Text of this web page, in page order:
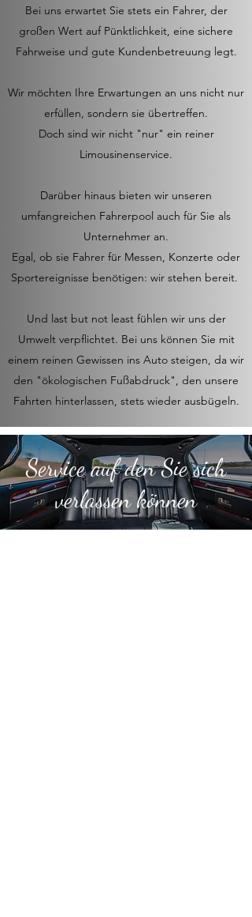
Bei uns erwartet Sie stets ein Fahrer, der
großen Wert auf Pünktlichkeit, eine sichere
Fahrweise und gute Kundenbetreuung legt.
Wir möchten Ihre Erwartungen an uns nicht nur
erfüllen, sondern sie übertreffen.
Doch sind wir nicht "nur" ein reiner
Limousinenservice.
Darüber hinaus bieten wir unseren
umfangreichen Fahrerpool auch für Sie als
Unternehmer an.
Egal, ob sie Fahrer für Messen, Konzerte oder
Sportereignisse benötigen: wir stehen bereit.
Und last but not least fühlen wir uns der
Umwelt verpflichtet. Bei uns können Sie mit
einem reinen Gewissen ins Auto steigen, da wir
den "ökologischen Fußabdruck", den unsere
Fahrten hinterlassen, stets wieder ausbügeln.
Service auf den Sie sich
verlassen können